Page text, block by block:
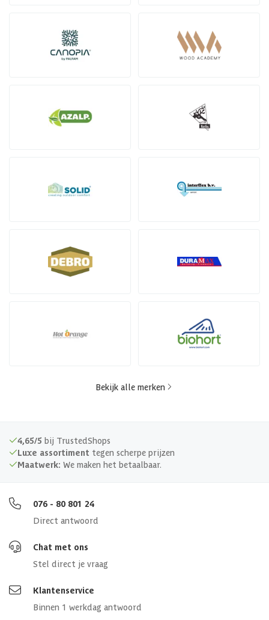
Bekijk alle merken
4,65/5 bij TrustedShops
Luxe assortiment tegen scherpe prijzen
Maatwerk: We maken het betaalbaar.
076 - 80 801 24
Direct antwoord
Chat met ons
Stel direct je vraag
Klantenservice
Binnen 1 werkdag antwoord